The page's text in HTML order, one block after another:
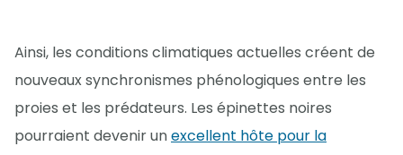
Ainsi, les conditions climatiques actuelles créent de
nouveaux synchronismes phénologiques entre les
proies et les prédateurs. Les épinettes noires
pourraient devenir unexcellent hôte pour la